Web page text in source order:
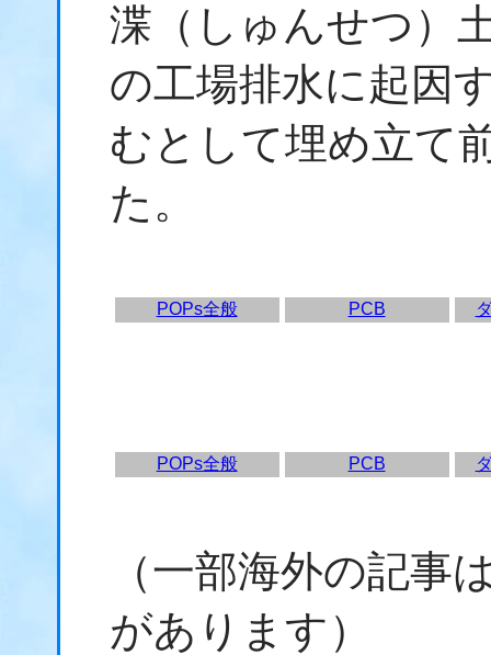
渫（しゅんせつ）
の工場排水に起因
むとして埋め立て
た。
POPs全般 PCB
POPs全般 PCB
（一部海外の記事
があります）